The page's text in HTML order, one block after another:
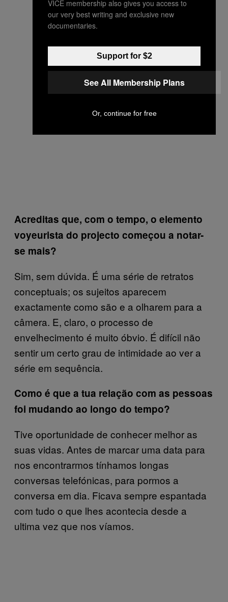
Acreditas que, com o tempo, o elemento
voyeurista do projecto começou a notar-
se mais?
Sim, sem dúvida. É uma série de retratos
conceptuais; os sujeitos aparecem
exactamente como são e a olharem para a
câmera. E, claro, o processo de
envelhecimento é muito óbvio. É difícil não
sentir um certo grau de intimidade ao ver a
série em sequência.
Como é que a tua relação com as pessoas
foi mudando ao longo do tempo?
Tive oportunidade de conhecer melhor as
suas vidas. Antes de marcar uma data para
nos encontrarmos tínhamos longas
conversas telefónicas, para pormos a
conversa em dia. Ficava sempre espantada
com tudo o que lhes acontecia desde a
ultima vez que nos víamos.
VICE membership also gives you access to
our very best writing and exclusive new
documentaries.
Support for $2
See All Membership Plans
Or, continue for free